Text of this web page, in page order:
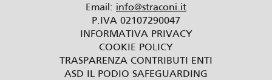
Email: info@straconi.it
P.IVA 02107290047
INFORMATIVA PRIVACY
COOKIE POLICY
TRASPARENZA CONTRIBUTI ENTI
ASD IL PODIO SAFEGUARDING